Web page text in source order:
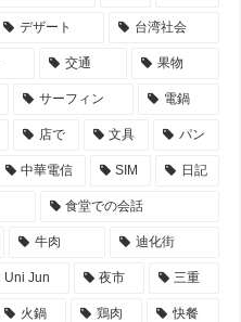
デザート 台湾社会
交通 果物
サーフィン 電鍋
店で 文具 パン
中華電信 SIM 日記
食堂での会話
牛肉 迪化街
Uni Jun 夜市 三重
火鍋 鶏肉 快餐